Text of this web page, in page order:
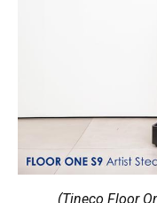
(Tineco Floor